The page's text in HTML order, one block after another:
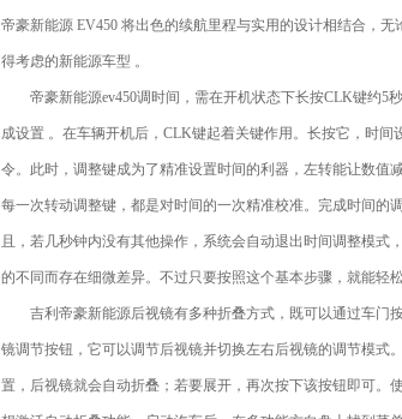
帝豪新能源 EV450 将出色的续航里程与实用的设计相结合，
得考虑的新能源车型 。
帝豪新能源ev450调时间，需在开机状态下长按CLK键约5
成设置 。在车辆开机后，CLK键起着关键作用。长按它，时
令。此时，调整键成为了精准设置时间的利器，左转能让数值
每一次转动调整键，都是对时间的一次精准校准。完成时间
且，若几秒钟内没有其他操作，系统会自动退出时间调整模
的不同而存在细微差异。不过只要按照这个基本步骤，就能轻
吉利帝豪新能源后视镜有多种折叠方式，既可以通过车门
镜调节按钮，它可以调节后视镜并切换左右后视镜的调节模式
置，后视镜就会自动折叠；若要展开，再次按下该按钮即可。